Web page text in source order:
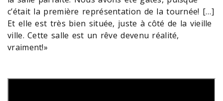
c’était la première représentation de la tournée! […]
Et elle est très bien située, juste à côté de la vieille
ville. Cette salle est un rêve devenu réalité,
vraiment!»